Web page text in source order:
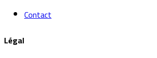
Contact
Légal